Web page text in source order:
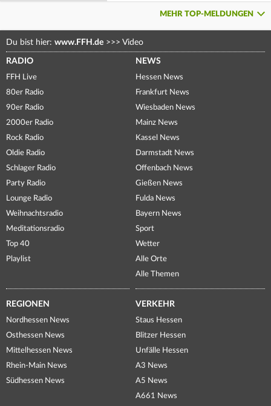
MEHR TOP-MELDUNGEN
Du bist hier: www.FFH.de >>> Video
RADIO
FFH Live
80er Radio
90er Radio
2000er Radio
Rock Radio
Oldie Radio
Schlager Radio
Party Radio
Lounge Radio
Weihnachtsradio
Meditationsradio
Top 40
Playlist
NEWS
Hessen News
Frankfurt News
Wiesbaden News
Mainz News
Kassel News
Darmstadt News
Offenbach News
Gießen News
Fulda News
Bayern News
Sport
Wetter
Alle Orte
Alle Themen
REGIONEN
Nordhessen News
Osthessen News
Mittelhessen News
Rhein-Main News
Südhessen News
VERKEHR
Staus Hessen
Blitzer Hessen
Unfälle Hessen
A3 News
A5 News
A661 News